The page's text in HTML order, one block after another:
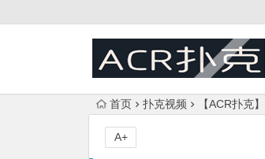
首页 扑克视频 【ACR扑克
A+